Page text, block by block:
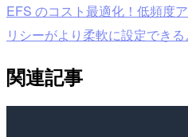
EFS のコスト最適化！低頻度
リシーがより柔軟に設定でき
関連記事